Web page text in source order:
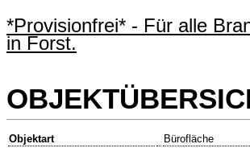
*Provisionfrei* - Für alle
in Forst.
Objektart
Bürofläche